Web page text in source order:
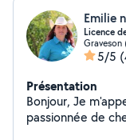
Emilie
Licence
Graveson
5/5
Présentation
Bonjour, Je
passionnée de